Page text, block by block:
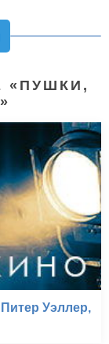
«ПУШКИ,
Уэллер,